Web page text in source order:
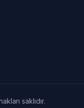
saklıdır.